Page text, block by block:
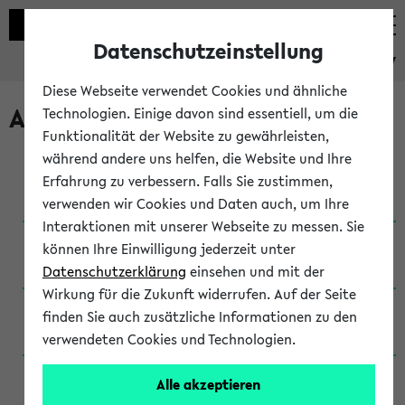
eKVV
Archivierte Studiengänge
Anglistik: British and American Studies / B.A.
(Einschreibung bis WiSe 16/17)
Anglistik: British and American Studies / B.A.
(Einschreibung bis SoSe 2015)
Anglistik: British and American Studies / B.A.
(Einschreibung bis SoSe 2013)
Anglistik: British and American Studies / Ba
(Einschreibung bis SoSe 2011)
Datenschutzeinstellung
Diese Webseite verwendet Cookies und ähnliche
Technologien. Einige davon sind essentiell, um die
Funktionalität der Website zu gewährleisten,
während andere uns helfen, die Website und Ihre
Erfahrung zu verbessern. Falls Sie zustimmen,
verwenden wir Cookies und Daten auch, um Ihre
Interaktionen mit unserer Webseite zu messen. Sie
können Ihre Einwilligung jederzeit unter
Datenschutzerklärung einsehen und mit der
Wirkung für die Zukunft widerrufen. Auf der Seite
finden Sie auch zusätzliche Informationen zu den
verwendeten Cookies und Technologien.
Alle akzeptieren